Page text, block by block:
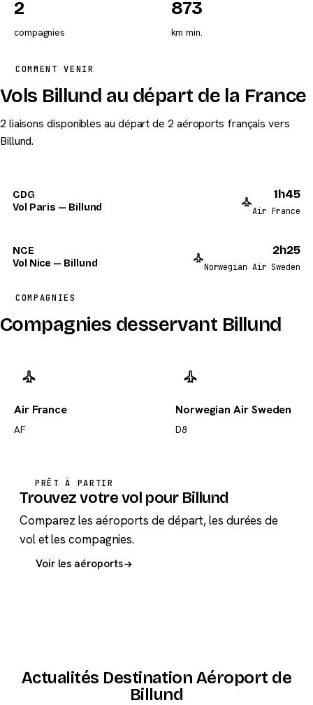
2
compagnies
873
km min.
COMMENT VENIR
Vols Billund au départ de la France
2 liaisons disponibles au départ de 2 aéroports français vers
Billund.
CDG
Vol Paris — Billund
1h45
Air France
NCE
Vol Nice — Billund
2h25
Norwegian Air Sweden
COMPAGNIES
Compagnies desservant Billund
Air France
AF
Norwegian Air Sweden
D8
PRÊT À PARTIR
Trouvez votre vol pour Billund
Comparez les aéroports de départ, les durées de
vol et les compagnies.
Voir les aéroports
Actualités Destination Aéroport de
Billund